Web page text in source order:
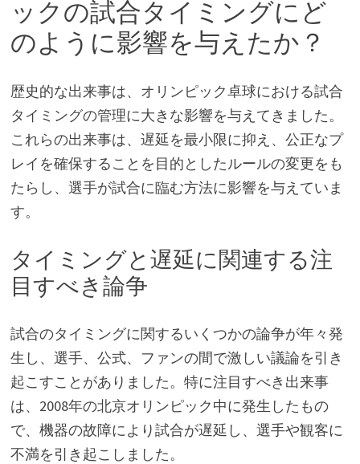
ックの試合タイミングにど
のように影響を与えたか？
歴史的な出来事は、オリンピック卓球における試合
タイミングの管理に大きな影響を与えてきました。
これらの出来事は、遅延を最小限に抑え、公正なプ
レイを確保することを目的としたルールの変更をも
たらし、選手が試合に臨む方法に影響を与えていま
す。
タイミングと遅延に関連する注
目すべき論争
試合のタイミングに関するいくつかの論争が年々発
生し、選手、公式、ファンの間で激しい議論を引き
起こすことがありました。特に注目すべき出来事
は、2008年の北京オリンピック中に発生したもの
で、機器の故障により試合が遅延し、選手や観客に
不満を引き起こしました。